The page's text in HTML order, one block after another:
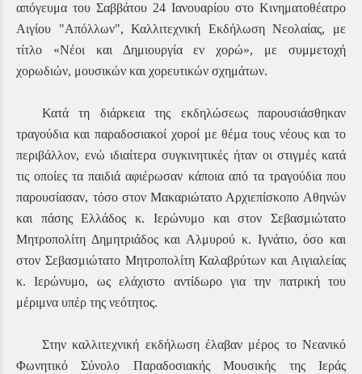
απόγευμα του Σαββάτου 24 Ιανουαρίου στο Κινηματοθέατρο
Αιγίου "Απόλλων", Καλλιτεχνική Εκδήλωση Νεολαίας, με
τίτλο «Νέοι και Δημιουργία εν χορώ», με συμμετοχή
χορωδιών, μουσικών και χορευτικών σχημάτων.
Κατά τη διάρκεια της εκδηλώσεως παρουσιάσθηκαν
τραγούδια και παραδοσιακοί χοροί με θέμα τους νέους και το
περιβάλλον, ενώ ιδιαίτερα συγκινητικές ήταν οι στιγμές κατά
τις οποίες τα παιδιά αφιέρωσαν κάποια από τα τραγούδια που
παρουσίασαν, τόσο στον Μακαριώτατο Αρχιεπίσκοπο Αθηνών
και πάσης Ελλάδος κ. Ιερώνυμο και στον Σεβασμιώτατο
Μητροπολίτη Δημητριάδος και Αλμυρού κ. Ιγνάτιο, όσο και
στον Σεβασμιώτατο Μητροπολίτη Καλαβρύτων και Αιγιαλείας
κ. Ιερώνυμο, ως ελάχιστο αντίδωρο για την πατρική του
μέριμνα υπέρ της νεότητος.
Στην καλλιτεχνική εκδήλωση έλαβαν μέρος το Νεανικό
Φωνητικό Σύνολο Παραδοσιακής Μουσικής της Ιεράς